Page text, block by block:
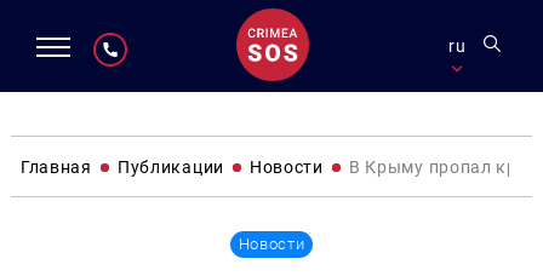
ru
Главная Публикации Новости В Крыму пропал
Новости